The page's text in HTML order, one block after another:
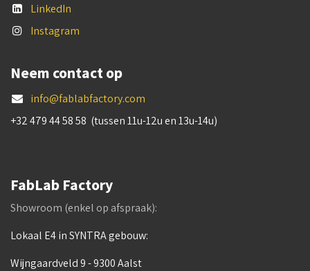
LinkedIn
Instagram
Neem contact op
info@fablabfactory.com
+32 479 44 58 58 (tussen 11u-12u en 13u-14u)
FabLab Factory
Showroom (enkel op afspraak):
Lokaal E4 in SYNTRA gebouw:
Wijngaardveld 9 - 9300 Aalst